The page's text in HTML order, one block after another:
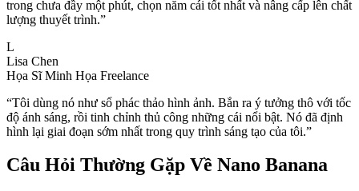
trong chưa đầy một phút, chọn năm cái tốt nhất và nâng cấp lên chất
lượng thuyết trình.”
L
Lisa Chen
Họa Sĩ Minh Họa Freelance
“Tôi dùng nó như sổ phác thảo hình ảnh. Bắn ra ý tưởng thô với tốc
độ ánh sáng, rồi tinh chỉnh thủ công những cái nổi bật. Nó đã định
hình lại giai đoạn sớm nhất trong quy trình sáng tạo của tôi.”
Câu Hỏi Thường Gặp Về Nano Banana